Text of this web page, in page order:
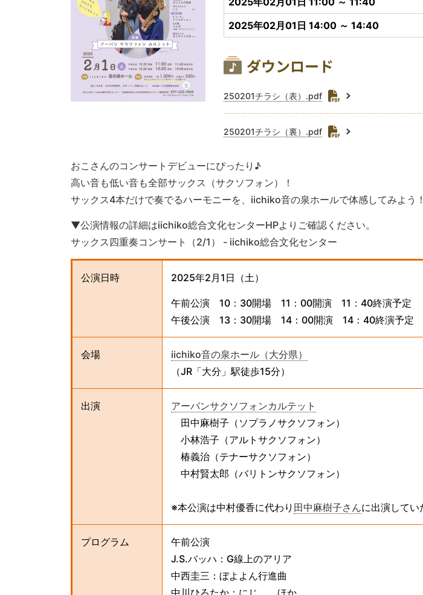
2025年02月01日 14:00 ～ 14:40
関連資料ダウンロ
ダウンロード
ファイル
250201チラシ（表）.pdf
ファイル
250201チラシ（裏）.pdf
おこさんのコンサートデビューにぴったり♪
高い音も低い音も全部サックス（サクソフォン）！
サックス4本だけで奏でるハーモニーを、iichiko音の泉ホールで体感してみよう
▼公演情報の詳細はiichiko総合文化センターHPよりご確認ください。
サックス四重奏コンサート（2/1） - iichiko総合文化センター
公演日時 2025年2月1日（土）
午前公演 10：30開場 11：00開演 11：40終演予定
午後公演 13：30開場 14：00開演 14：40終演予定
会場
iichiko音の泉ホール（大分県）
（JR「大分」駅徒歩15分）
出演
アーバンサクソフォンカルテット
田中麻樹子（ソプラノサクソフォン）
小林浩子（アルトサクソフォン）
椿義治（テナーサクソフォン）
中村賢太郎（バリトンサクソフォン）
※本公演は中村優香に代わり 田中麻樹子さんに出演してい
プログラム
午前公演
J.S.バッハ：G線上のアリア
中西圭三：ぼよよん行進曲